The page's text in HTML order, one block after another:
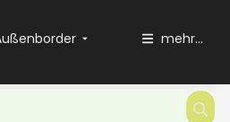
mehr...